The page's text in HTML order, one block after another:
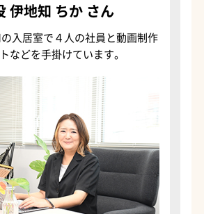
伊地知 ちか さん
入居室で４人の社員と動画制作
などを手掛けています。